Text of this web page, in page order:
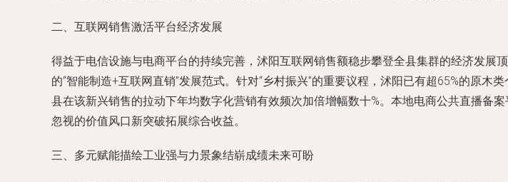
二、互联网销售激活平台经济发展
得益于电信设施与电商平台的持续完善，沭阳互联网销售额稳步攀登全县集群的经济发展
的“智能制造+互联网直销”发展范式。针对“乡村振兴”的重要议程，沭阳已有超65%的原
县在该新兴销售的拉动下年均数字化营销有效频次加倍增幅数十%。本地电商公共直播备
忽视的价值风口新突破拓展综合收益。
三、多元赋能描绘工业强与力景象结崭成绩未来可盼